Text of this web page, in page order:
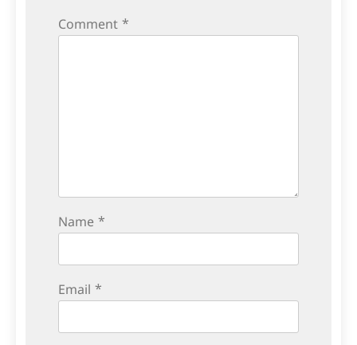
Comment *
Name *
Email *